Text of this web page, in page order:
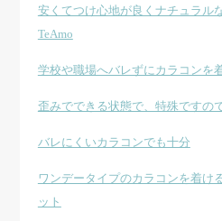
安くてつけ心地が良くナチュラル
TeAmo
学校や職場へバレずにカラコンを
歪みでできる状態で、特殊ですの
バレにくいカラコンでも十分
ワンデータイプのカラコンを着け
ット